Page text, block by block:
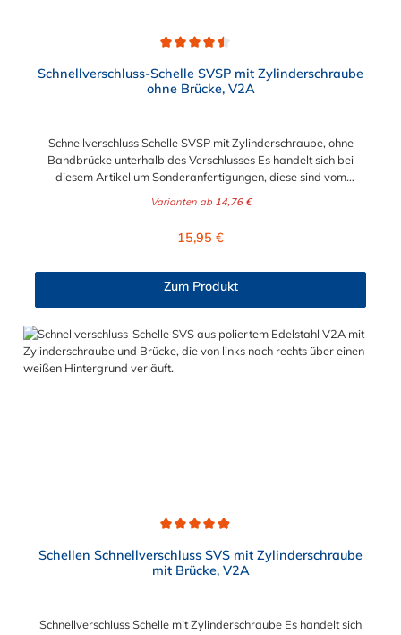
Schnellverschluss-Schelle SVSP mit Zylinderschraube
ohne Brücke, V2A
Schnellverschluss Schelle SVSP mit Zylinderschraube, ohne
Bandbrücke unterhalb des Verschlusses Es handelt sich bei
diesem Artikel um Sonderanfertigungen, diese sind vom
Durchmesser der Schelle muss exakt gewählt werden. Die
lediglich zur Regulierung der Klemmkraft.2. Die Durchgangs-
Messing. Die Schnellverschluss Schelle SVSP, mit
schnelles Schließen und Lösen der Verbindungen erforderlich
ist, wie z. B. in Filter- und Abfüllanlagen oder in
Rohrleitungssystemen der Lebensmittelindustrie, die einer
Varianten ab14,76 €
Regulärer Preis:
15,95 €
Zum Produkt
Schellen Schnellverschluss SVS mit Zylinderschraube
mit Brücke, V2A
Schnellverschluss Schelle mit Zylinderschraube Es handelt sich